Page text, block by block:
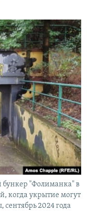
бункер "Фолиманка" в
когда укрытие могут
2024 года